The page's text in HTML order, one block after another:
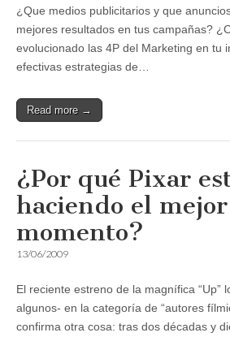
¿Que medios publicitarios y que
mejores resultados en tus campañas?
evolucionado las 4P del Marketing en tu
efectivas estrategias de…
Read more →
¿Por qué Pixar
haciendo el
momento?
13/06/2009
El reciente estreno de la magnífica “Up”
algunos- en la categoría de “autores
confirma otra cosa: tras dos décadas y